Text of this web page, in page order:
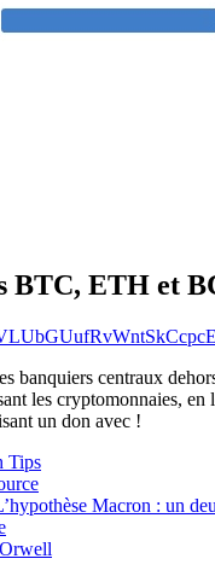
BTC, ETH et
banquiers centraux
les cryptomonnaies, en
un don avec !
Tips
Macron : un